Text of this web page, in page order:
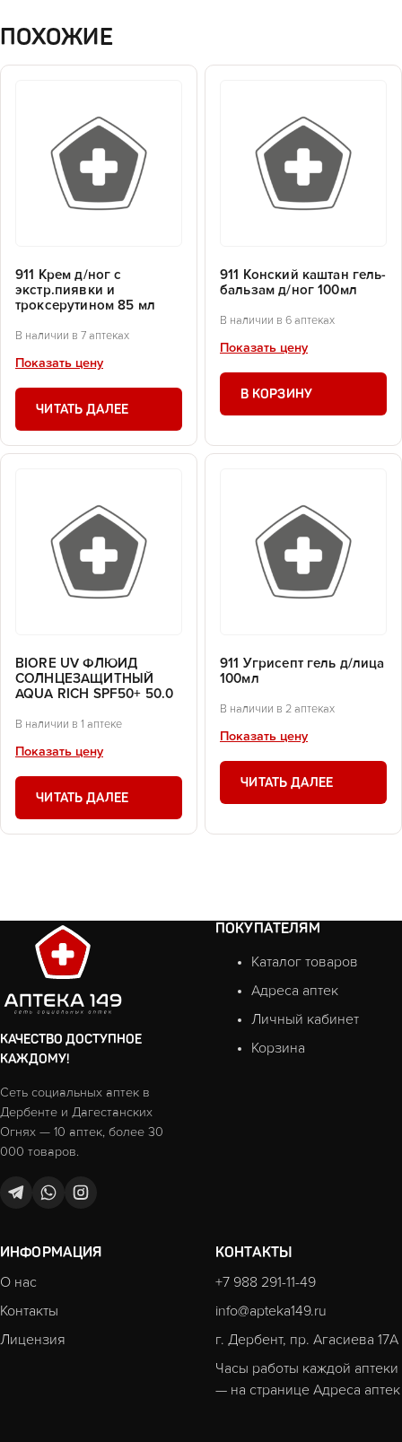
ПОХОЖИЕ
911 Крем д/ног с
экстр.пиявки и
троксерутином 85 мл
В наличии в 7 аптеках
Показать цену
ЧИТАТЬ ДАЛЕЕ
911 Конский каштан гель-
бальзам д/ног 100мл
В наличии в 6 аптеках
Показать цену
В КОРЗИНУ
BIORE UV ФЛЮИД
СОЛНЦЕЗАЩИТНЫЙ
AQUA RICH SPF50+ 50.0
В наличии в 1 аптеке
Показать цену
ЧИТАТЬ ДАЛЕЕ
911 Угрисепт гель д/лица
100мл
В наличии в 2 аптеках
Показать цену
ЧИТАТЬ ДАЛЕЕ
КАЧЕСТВО ДОСТУПНОЕ
КАЖДОМУ!
Сеть социальных аптек в
Дербенте и Дагестанских
Огнях — 10 аптек, более 30
000 товаров.
ПОКУПАТЕЛЯМ
Каталог товаров
Адреса аптек
Личный кабинет
Корзина
ИНФОРМАЦИЯ
О нас
Контакты
Лицензия
КОНТАКТЫ
+7 988 291-11-49
info@apteka149.ru
г. Дербент, пр. Агасиева 17А
Часы работы каждой аптеки
— на странице Адреса аптек